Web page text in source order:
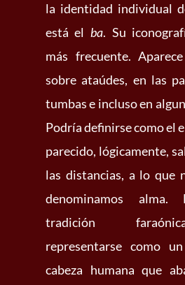
la identidad individual
está el ba. Su
más frecuente.
sobre ataúdes, en las
tumbas e incluso en
Podría definirse como el
parecido, lógicamente,
las distancias, a lo que
denominamos alma.
tradición
representarse como
cabeza humana que